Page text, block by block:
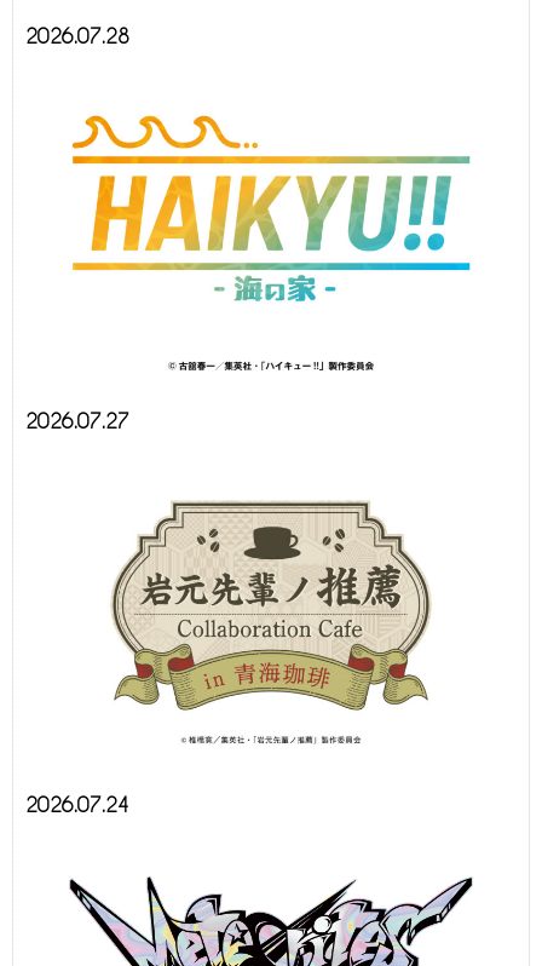
2026.07.28
2026.07.27
2026.07.24